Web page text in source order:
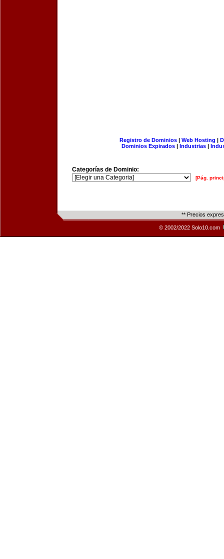
Registro de Dominios| Web Hosting |
Dominios Expirados | Industrias |
Categorías de Dominio:
[Pág.
** Precios
© 2002/2022 Solo10.com